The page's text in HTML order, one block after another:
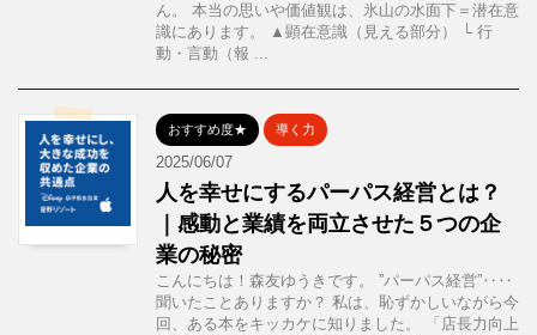
ん。 本当の思いや価値観は、氷山の水面下＝潜在意
識にあります。 ▲顕在意識（見える部分） └ 行
動・言動（報 ...
おすすめ度★ 導く力
2025/06/07
人を幸せにするパーパス経営とは？
｜感動と業績を両立させた５つの企
業の秘密
こんにちは！森友ゆうきです。 ”パーパス経営”‥‥
聞いたことありますか？ 私は、恥ずかしいながら今
回、ある本をキッカケに知りました。 「店長力向上